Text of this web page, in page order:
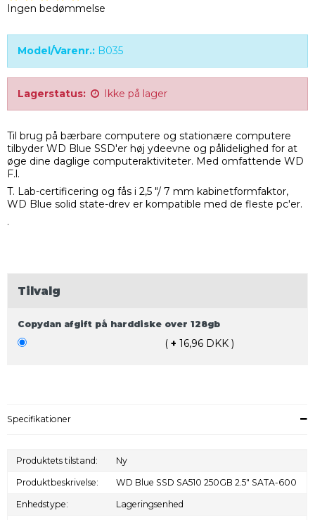
Ingen bedømmelse
Model/Varenr.: B035
Lagerstatus: Ikke på lager
Til brug på bærbare computere og stationære computere
tilbyder WD Blue SSD'er høj ydeevne og pålidelighed for at
øge dine daglige computeraktiviteter. Med omfattende WD
F.l.
T. Lab-certificering og fås i 2,5 "/ 7 mm kabinetformfaktor,
WD Blue solid state-drev er kompatible med de fleste pc'er.
.
Tilvalg
Copydan afgift på harddiske over 128gb
( + 16,96 DKK )
Specifikationer
Produktets tilstand: Ny
Produktbeskrivelse: WD Blue SSD SA510 250GB 2.5" SATA-600
Enhedstype: Lageringsenhed